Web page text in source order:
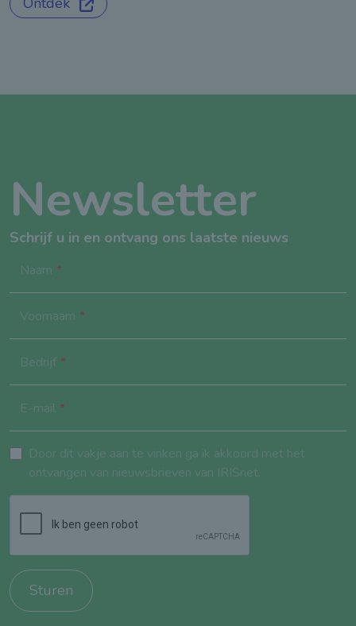
Newsletter
Schrijf u in en ontvang ons laatste nieuws
Naam
Voornaam
Bedrijf
E-mail
Door dit vakje aan te vinken ga ik akkoord met het
ontvangen van nieuwsbrieven van IRISnet.
Sturen